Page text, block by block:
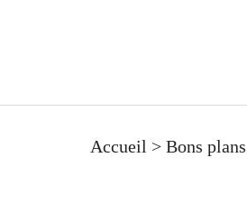
Accueil > Bons plans